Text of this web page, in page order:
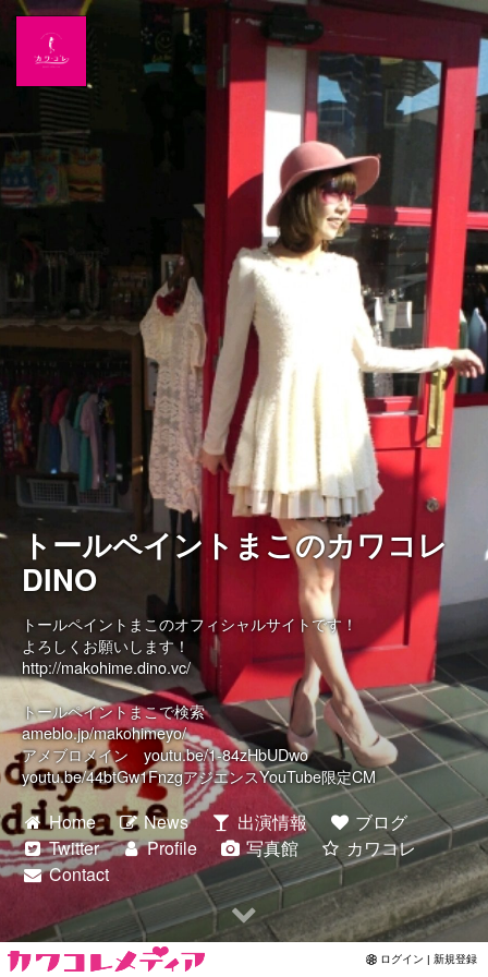
Home
News
出演情報
ブログ
Twitter
Profile
写真館
カワコレ
Contact
トールペイントまこのカワコレ
DINO
トールペイントまこのオフィシャルサイトです！
よろしくお願いします！
http://makohime.dino.vc/
トールペイントまこで検索
ameblo.jp/makohimeyo/
アメブロメイン youtu.be/1-84zHbUDwo
youtu.be/44btGw1FnzgアジエンスYouTube限定CM
Home News 出演情報
ブログ
Twitter
Profile 写真館
カワコレ
Contact
ログイン | 新規登録